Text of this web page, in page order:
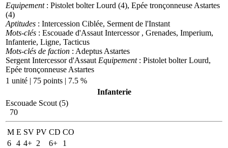
Equipement: Pistolet bolter Lourd (4), Epée tronçonneuse Astartes
(4)
Aptitudes : Intercession Ciblée, Serment de l'Instant
Mots-clés : Escouade d'Assaut Intercessor , Grenades, Imperium,
Infanterie, Ligne, Tacticus
Mots-clés de faction : Adeptus Astartes
Sergent Intercessor d'Assaut Equipement: Pistolet bolter Lourd,
Epée tronçonneuse Astartes
1 unité | 75 points | 7.5 %
Infanterie
Escouade Scout (5)
70
M E SV PV CD CO
6 4 4+ 2 6+
1